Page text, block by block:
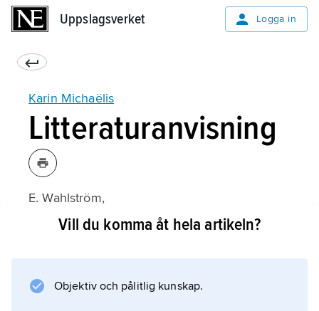
Uppslagsverket Logga in
Karin Michaëlis
Litteraturanvisning
E. Wahlström,
Fria flickor före Pippi: Ester Blenda Nordström
Vill du komma åt hela artikeln?
Objektiv och pålitlig kunskap.